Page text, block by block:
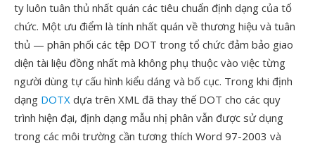
ty luôn tuân thủ nhất quán các tiêu chuẩn định dạng của tổ
chức. Một ưu điểm là tính nhất quán về thương hiệu và tuân
thủ — phân phối các tệp DOT trong tổ chức đảm bảo giao
diện tài liệu đồng nhất mà không phụ thuộc vào việc từng
người dùng tự cấu hình kiểu dáng và bố cục. Trong khi định
dạng DOTX dựa trên XML đã thay thế DOT cho các quy
trình hiện đại, định dạng mẫu nhị phân vẫn được sử dụng
trong các môi trường cần tương thích Word 97-2003 và